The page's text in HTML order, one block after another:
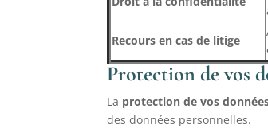
Recours en cas de litige
Protection de vos
La protection de vos
des données personnelles.